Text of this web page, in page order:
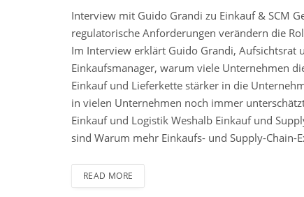
Interview mit Guido Grandi zu Einkauf & SCM
regulatorische Anforderungen verändern die
Im Interview erklärt Guido Grandi, Aufsichtsrat
Einkaufsmanager, warum viele Unternehmen
Einkauf und Lieferkette stärker in die
in vielen Unternehmen noch immer
Einkauf und Logistik Weshalb Einkauf und
sind Warum mehr Einkaufs- und Supply-
READ MORE